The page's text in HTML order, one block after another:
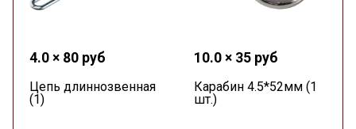
4.0 × 80 руб
Цепь длиннозвенная
(1)
10.0 × 35 руб
Карабин 4.5*52мм (1
шт.)